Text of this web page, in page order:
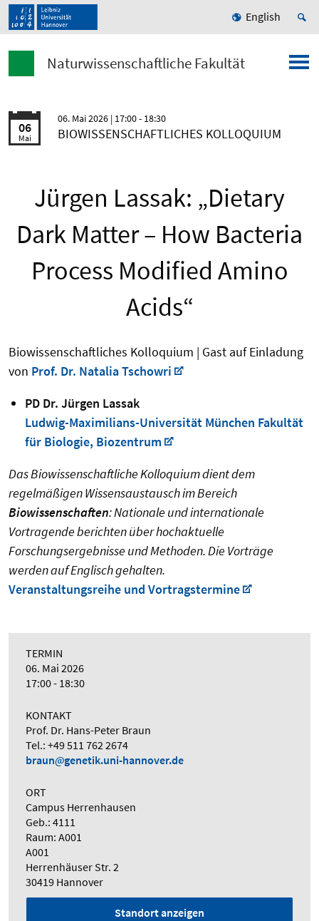
English
Naturwissenschaftliche Fakultät
06
Mai
06. Mai 2026 | 17:00 - 18:30
BIOWISSENSCHAFTLICHES KOLLOQUIUM
Jürgen Lassak: „Dietary
Dark Matter – How Bacteria
Process Modified Amino
Acids“
Biowissenschaftliches Kolloquium | Gast auf Einladung
von Prof. Dr. Natalia Tschowri
PD Dr. Jürgen Lassak
Ludwig-Maximilians-Universität München Fakultät
für Biologie, Biozentrum
Das Biowissenschaftliche Kolloquium dient dem
regelmäßigen Wissensaustausch im Bereich
Biowissenschaften: Nationale und internationale
Vortragende berichten über hochaktuelle
Forschungsergebnisse und Methoden. Die Vorträge
werden auf Englisch gehalten.
Veranstaltungsreihe und Vortragstermine
TERMIN
06. Mai 2026
17:00 - 18:30
KONTAKT
Prof. Dr. Hans-Peter Braun
Tel.: +49 511 762 2674
braun
genetik.uni-hannover.de
ORT
Campus Herrenhausen
Geb.: 4111
Raum: A001
A001
Herrenhäuser Str. 2
30419 Hannover
Standort anzeigen